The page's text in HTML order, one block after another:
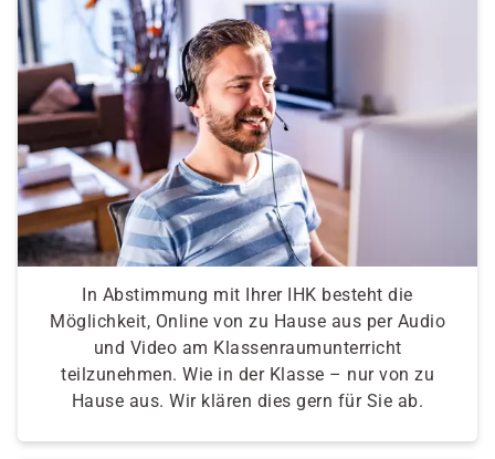
In Abstimmung mit Ihrer IHK besteht die
Möglichkeit, Online von zu Hause aus per Audio
und Video am Klassenraumunterricht
teilzunehmen. Wie in der Klasse – nur von zu
Hause aus. Wir klären dies gern für Sie ab.